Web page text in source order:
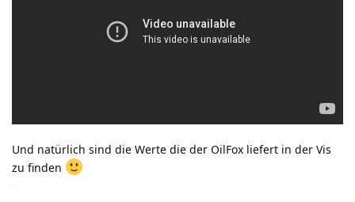
Und natürlich sind die Werte die der OilFox liefert in der Vis
zu finden